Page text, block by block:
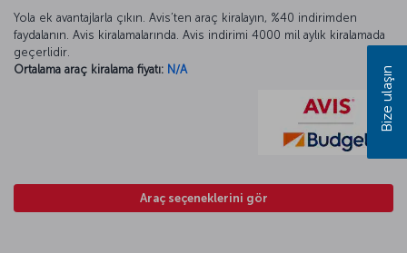
Yola ek avantajlarla çıkın. Avis’ten araç kiralayın, %40 indirimden
faydalanın. Avis kiralamalarında. Avis indirimi 4000 mil aylık kiralamada
geçerlidir.
Ortalama araç kiralama fiyatı: N/A
Araç seçeneklerini gör
Bize ulaşın